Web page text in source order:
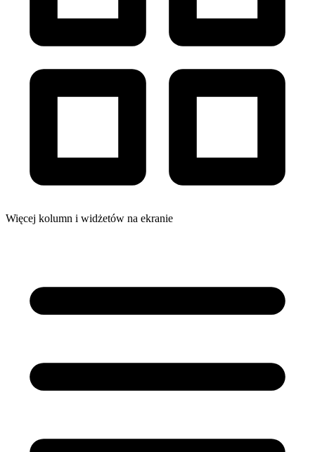
Więcej kolumn i widżetów na ekranie